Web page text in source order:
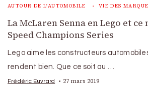
AUTOUR DE L'AUTOMOBILE VIE DES
La McLaren Senna en Lego et ce
Speed Champions Series
Lego aime les constructeurs
rendent bien. Que ce soit au …
Frédéric Euvrard 27 mars 2019